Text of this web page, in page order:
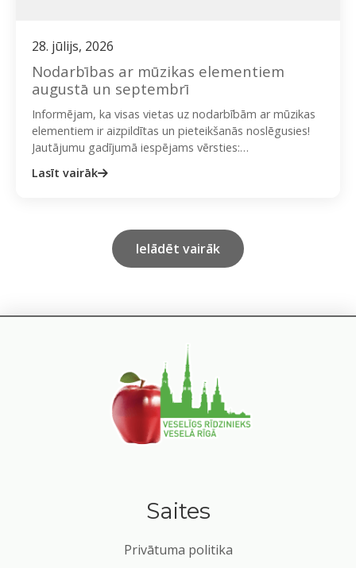
28. jūlijs, 2026
Nodarbības ar mūzikas elementiem
augustā un septembrī
Informējam, ka visas vietas uz nodarbībām ar mūzikas
elementiem ir aizpildītas un pieteikšanās noslēgusies!
Jautājumu gadījumā iespējams vērsties:
Lasīt vairāk
Ielādēt vairāk
Saites
Privātuma politika